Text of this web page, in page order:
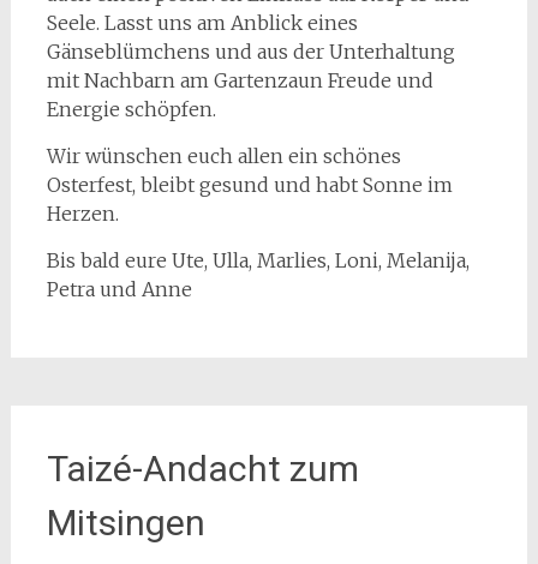
Seele. Lasst uns am Anblick eines
Gänseblümchens und aus der Unterhaltung
mit Nachbarn am Gartenzaun Freude und
Energie schöpfen.
Wir wünschen euch allen ein schönes
Osterfest, bleibt gesund und habt Sonne im
Herzen.
Bis bald eure Ute, Ulla, Marlies, Loni, Melanija,
Petra und Anne
Taizé-Andacht zum
Mitsingen